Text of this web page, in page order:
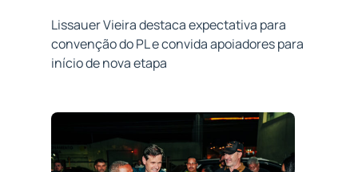
Lissauer Vieira destaca expectativa para
convenção do PL e convida apoiadores para
início de nova etapa